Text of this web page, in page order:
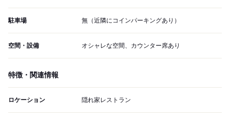
駐車場 無（近隣にコインパーキングあり）
空間・設備 オシャレな空間、カウンター席あり
特徴・関連情報
ロケーション 隠れ家レストラン